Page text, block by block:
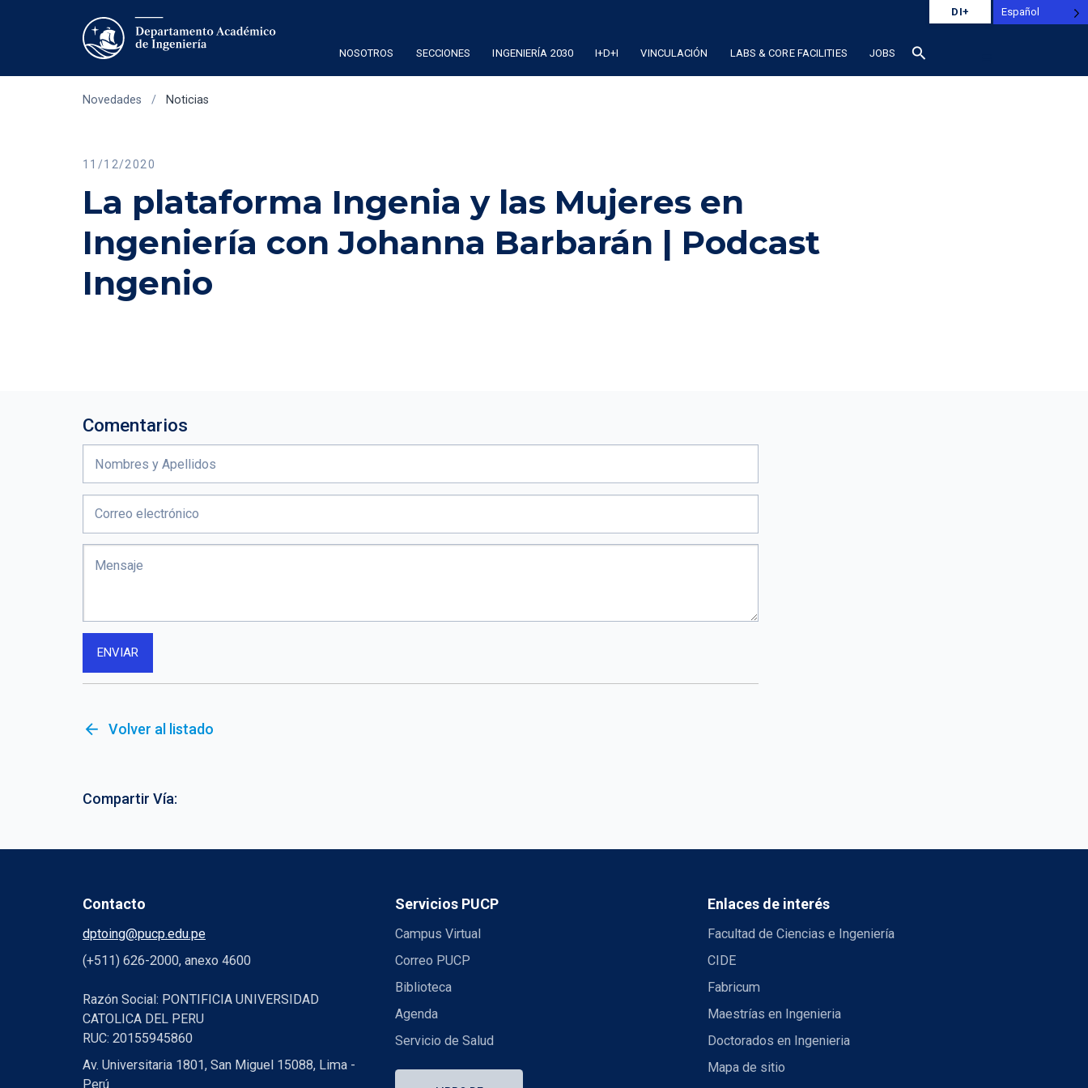
NOSOTROS SECCIONES INGENIERÍA 2030 I+D+I VINCULACIÓN LABS & CORE FACILITIES JOBS search
DI+
Novedades / Noticias
11/12/2020
La plataforma Ingenia y las Mujeres en
Ingeniería con Johanna Barbarán | Podcast
Ingenio
Comentarios
arrow_back Volver al listado
Compartir Vía:
Contacto
dptoing@pucp.edu.pe
(+511) 626-2000, anexo 4600
Razón Social: PONTIFICIA UNIVERSIDAD
CATOLICA DEL PERU
RUC: 20155945860
Av. Universitaria 1801, San Miguel 15088, Lima -
Perú
Servicios PUCP
Campus Virtual
Correo PUCP
Biblioteca
Agenda
Servicio de Salud
Enlaces de interés
Facultad de Ciencias e Ingeniería
CIDE
Fabricum
Maestrías en Ingenieria
Doctorados en Ingenieria
Mapa de sitio
Español